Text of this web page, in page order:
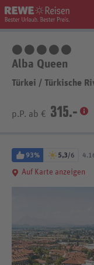
Alba Queen
Türkei / Türkische
p.P. ab € 315.-
93% 5,3/6
Auf Karte anzeigen